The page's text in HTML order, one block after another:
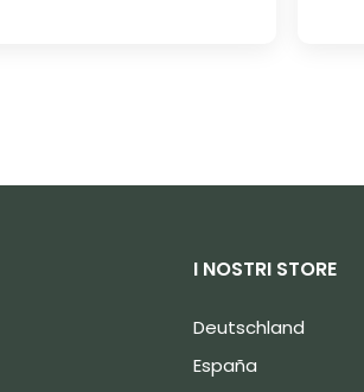
I NOSTRI STORE
Deutschland
España